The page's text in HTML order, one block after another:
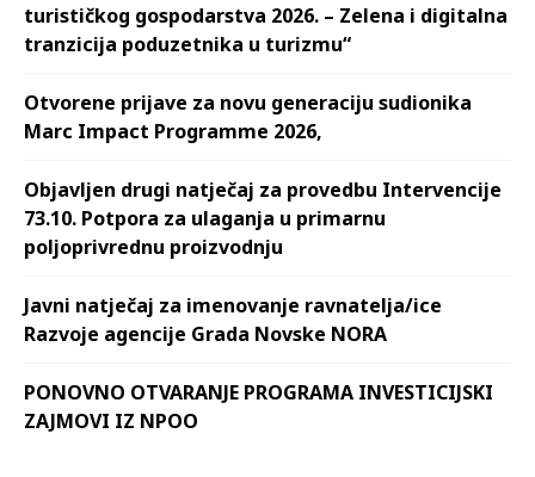
turističkog gospodarstva 2026. – Zelena i digitalna
tranzicija poduzetnika u turizmu“
Otvorene prijave za novu generaciju sudionika
Marc Impact Programme 2026,
Objavljen drugi natječaj za provedbu Intervencije
73.10. Potpora za ulaganja u primarnu
poljoprivrednu proizvodnju
Javni natječaj za imenovanje ravnatelja/ice
Razvoje agencije Grada Novske NORA
PONOVNO OTVARANJE PROGRAMA INVESTICIJSKI
ZAJMOVI IZ NPOO